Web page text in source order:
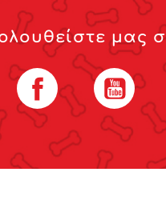
μας
Facebook